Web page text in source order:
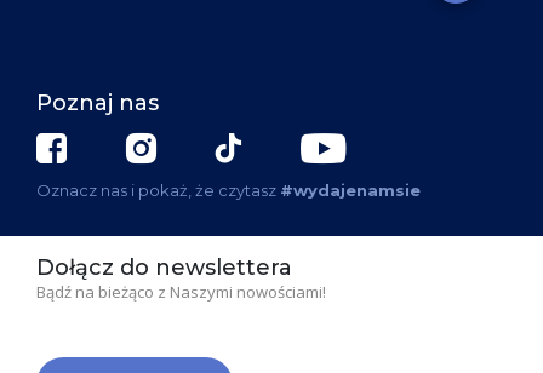
Poznaj nas
Oznacz nas i pokaż, że czytasz #wydajenamsie
Dołącz do newslettera
Bądź na bieżąco z Naszymi nowościami!